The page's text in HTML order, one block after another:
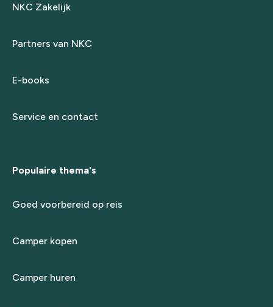
NKC Zakelijk
Partners van NKC
E-books
Service en contact
Populaire thema's
Goed voorbereid op reis
Camper kopen
Camper huren